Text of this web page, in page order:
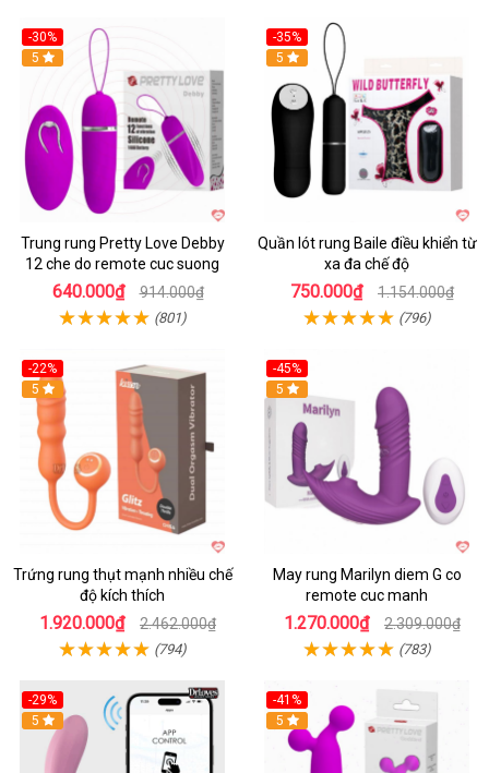
-30%
Hot
5
Trung rung Pretty Love Debby
12 che do remote cuc suong
640.000₫ 914.000₫
(801)
-35%
Hot
5
Quần lót rung Baile điều khiển từ
xa đa chế độ
750.000₫ 1.154.000₫
(796)
-22%
Hot
5
Trứng rung thụt mạnh nhiều chế
độ kích thích
1.920.000₫ 2.462.000₫
(794)
-45%
Hot
5
May rung Marilyn diem G co
remote cuc manh
1.270.000₫ 2.309.000₫
(783)
-29%
Hot
5
-41%
Hot
5